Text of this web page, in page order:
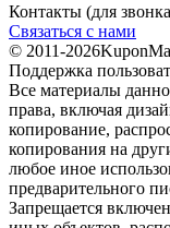
Контакты (для
Связаться с нами
© 2011-2026
Поддержка
Все материалы
права, включая
копирование,
копирования на
любое иное
предварительного
Запрещается